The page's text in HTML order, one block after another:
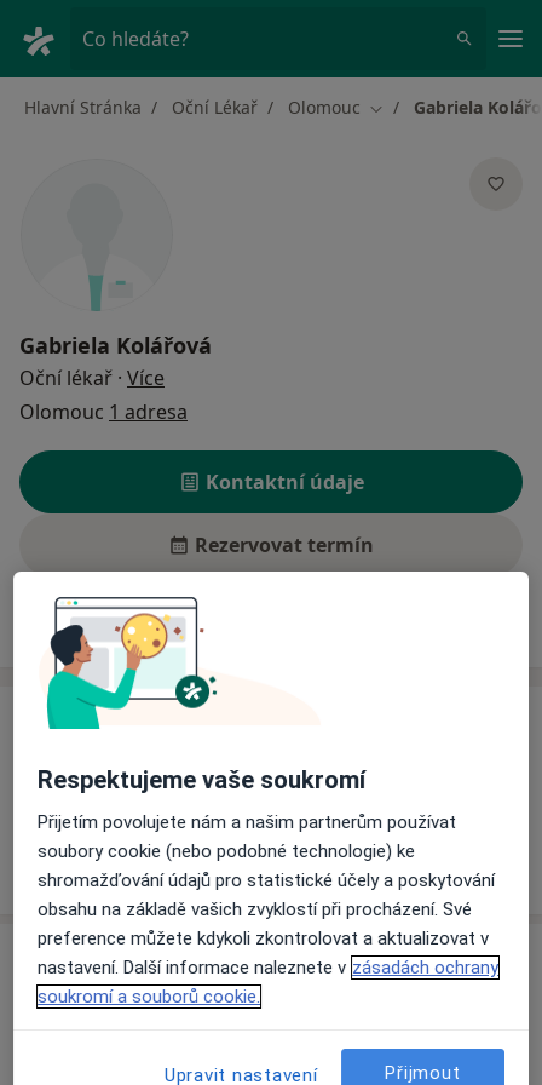
Co hledáte?
Hlavní Stránka Oční Lékař Olomouc Změna města
Gabriela
Gabriela Kolářová
Oční lékař · Více
Olomouc 1 adresa
Kontaktní údaje
Rezervovat termín
Ceník Adresy
Ceník
Informace o službách a cenách nejsou k dispozici
svých službách.
Adresa
Ordinace
Respektujeme vaše soukromí
Přijetím povolujete nám a našim partnerům používat
soubory cookie (nebo podobné technologie) ke
shromažďování údajů pro statistické účely a poskytování
obsahu na základě vašich zvyklostí při procházení. Své
preference můžete kdykoli zkontrolovat a aktualizovat v
nastavení. Další informace naleznete v zásadách ochrany
soukromí a souborů cookie.
Upravit nastavení Přijmout